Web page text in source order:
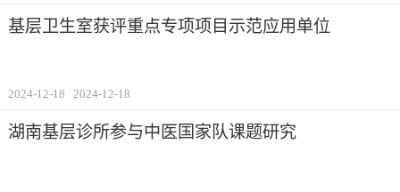
基层卫生室获评重点专项项目示范应用单位
2024-12-18 2024-12-18
湖南基层诊所参与中医国家队课题研究